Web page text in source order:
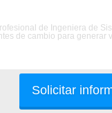
de Ingeniera de
de cambio para generar
Solicitar